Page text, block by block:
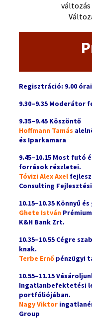
változás
Regisztráció: 9.00
9.30–9.35 Moderátor
9.35–9.45 Köszöntő
Hoffmann Tamás
és Iparkamara
9.45–10.15 Most futó
források részletei.
Tóvizi Alex Axel
Consulting
10.15–10.35 Könnyű
Ghete István
K&H Bank Zrt.
10.35–10.55 Cégre
knak.
Terbe Ernő pénzügyi
10.55–11.15
Ingatlanbefektetési
portfóliójában.
Nagy Viktor
Group